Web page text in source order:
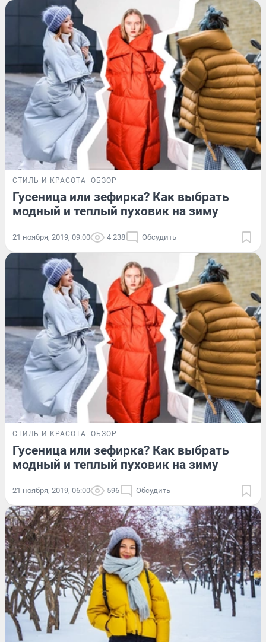
СТИЛЬ И КРАСОТА ОБЗОР
Гусеница или зефирка? Как выбрать
модный и теплый пуховик на зиму
21 ноября, 2019, 09:00 4 238 Обсудить
СТИЛЬ И КРАСОТА ОБЗОР
Гусеница или зефирка? Как выбрать
модный и теплый пуховик на зиму
21 ноября, 2019, 06:00 596 Обсудить